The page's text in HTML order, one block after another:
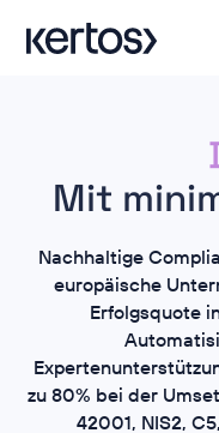
Mit
Nachhaltige
europäische
Erfolgsquote
zu 80% bei der
42001, NIS2,